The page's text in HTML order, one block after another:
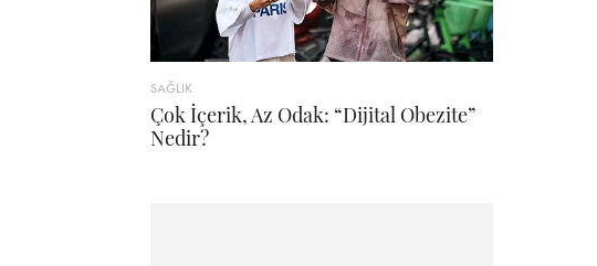
SAĞLIK
Çok İçerik, Az Odak: “Dijital Obezite”
Nedir?